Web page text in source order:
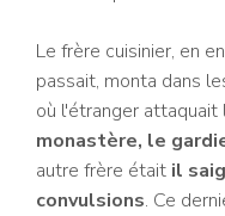
Le frère cuisinier, en
passait, monta dans
où l'étranger attaquait
monastère, le
autre frère était il
convulsions. Ce